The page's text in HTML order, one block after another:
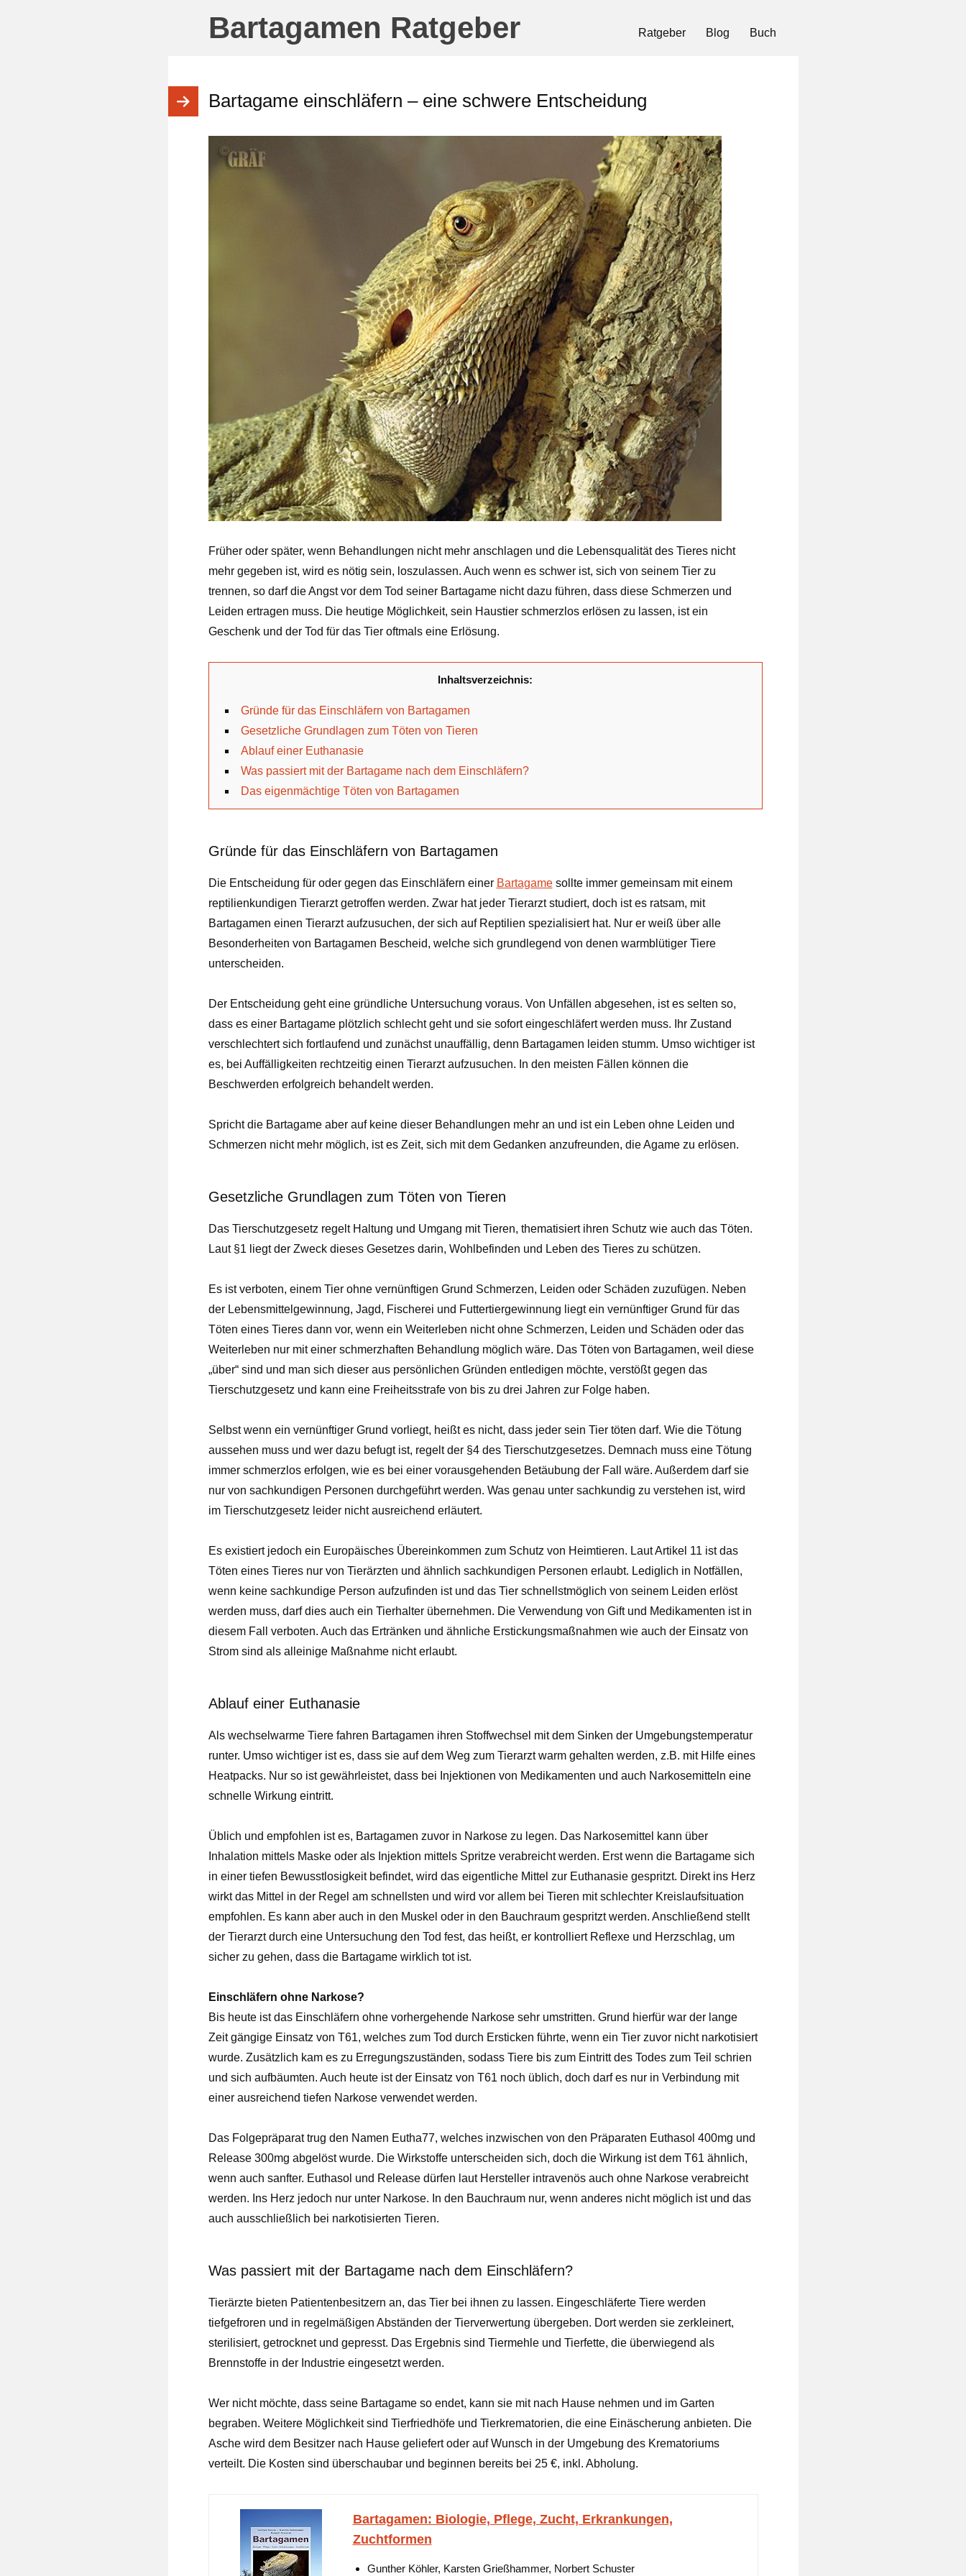
Bartagamen Ratgeber Ratgeber Blog Buch
Bartagame einschläfern – eine schwere Entscheidung
Früher oder später, wenn Behandlungen nicht mehr anschlagen und die Lebensqualität des Tieres nicht
mehr gegeben ist, wird es nötig sein, loszulassen. Auch wenn es schwer ist, sich von seinem Tier zu
trennen, so darf die Angst vor dem Tod seiner Bartagame nicht dazu führen, dass diese Schmerzen und
Leiden ertragen muss. Die heutige Möglichkeit, sein Haustier schmerzlos erlösen zu lassen, ist ein
Geschenk und der Tod für das Tier oftmals eine Erlösung.
Inhaltsverzeichnis:
Gründe für das Einschläfern von Bartagamen
Gesetzliche Grundlagen zum Töten von Tieren
Ablauf einer Euthanasie
Was passiert mit der Bartagame nach dem Einschläfern?
Das eigenmächtige Töten von Bartagamen
Gründe für das Einschläfern von Bartagamen
Die Entscheidung für oder gegen das Einschläfern einer Bartagamesollte immer gemeinsam mit einem
reptilienkundigen Tierarzt getroffen werden. Zwar hat jeder Tierarzt studiert, doch ist es ratsam, mit
Bartagamen einen Tierarzt aufzusuchen, der sich auf Reptilien spezialisiert hat. Nur er weiß über alle
Besonderheiten von Bartagamen Bescheid, welche sich grundlegend von denen warmblütiger Tiere
unterscheiden.
Der Entscheidung geht eine gründliche Untersuchung voraus. Von Unfällen abgesehen, ist es selten so,
dass es einer Bartagame plötzlich schlecht geht und sie sofort eingeschläfert werden muss. Ihr Zustand
verschlechtert sich fortlaufend und zunächst unauffällig, denn Bartagamen leiden stumm. Umso wichtiger ist
es, bei Auffälligkeiten rechtzeitig einen Tierarzt aufzusuchen. In den meisten Fällen können die
Beschwerden erfolgreich behandelt werden.
Spricht die Bartagame aber auf keine dieser Behandlungen mehr an und ist ein Leben ohne Leiden und
Schmerzen nicht mehr möglich, ist es Zeit, sich mit dem Gedanken anzufreunden, die Agame zu erlösen.
Gesetzliche Grundlagen zum Töten von Tieren
Das Tierschutzgesetz regelt Haltung und Umgang mit Tieren, thematisiert ihren Schutz wie auch das Töten.
Laut §1 liegt der Zweck dieses Gesetzes darin, Wohlbefinden und Leben des Tieres zu schützen.
Es ist verboten, einem Tier ohne vernünftigen Grund Schmerzen, Leiden oder Schäden zuzufügen. Neben
der Lebensmittelgewinnung, Jagd, Fischerei und Futtertiergewinnung liegt ein vernünftiger Grund für das
Töten eines Tieres dann vor, wenn ein Weiterleben nicht ohne Schmerzen, Leiden und Schäden oder das
Weiterleben nur mit einer schmerzhaften Behandlung möglich wäre. Das Töten von Bartagamen, weil diese
„über“ sind und man sich dieser aus persönlichen Gründen entledigen möchte, verstößt gegen das
Tierschutzgesetz und kann eine Freiheitsstrafe von bis zu drei Jahren zur Folge haben.
Selbst wenn ein vernünftiger Grund vorliegt, heißt es nicht, dass jeder sein Tier töten darf. Wie die Tötung
aussehen muss und wer dazu befugt ist, regelt der §4 des Tierschutzgesetzes. Demnach muss eine Tötung
immer schmerzlos erfolgen, wie es bei einer vorausgehenden Betäubung der Fall wäre. Außerdem darf sie
nur von sachkundigen Personen durchgeführt werden. Was genau unter sachkundig zu verstehen ist, wird
im Tierschutzgesetz leider nicht ausreichend erläutert.
Es existiert jedoch ein Europäisches Übereinkommen zum Schutz von Heimtieren. Laut Artikel 11 ist das
Töten eines Tieres nur von Tierärzten und ähnlich sachkundigen Personen erlaubt. Lediglich in Notfällen,
wenn keine sachkundige Person aufzufinden ist und das Tier schnellstmöglich von seinem Leiden erlöst
werden muss, darf dies auch ein Tierhalter übernehmen. Die Verwendung von Gift und Medikamenten ist in
diesem Fall verboten. Auch das Ertränken und ähnliche Erstickungsmaßnahmen wie auch der Einsatz von
Strom sind als alleinige Maßnahme nicht erlaubt.
Ablauf einer Euthanasie
Als wechselwarme Tiere fahren Bartagamen ihren Stoffwechsel mit dem Sinken der Umgebungstemperatur
runter. Umso wichtiger ist es, dass sie auf dem Weg zum Tierarzt warm gehalten werden, z.B. mit Hilfe eines
Heatpacks. Nur so ist gewährleistet, dass bei Injektionen von Medikamenten und auch Narkosemitteln eine
schnelle Wirkung eintritt.
Üblich und empfohlen ist es, Bartagamen zuvor in Narkose zu legen. Das Narkosemittel kann über
Inhalation mittels Maske oder als Injektion mittels Spritze verabreicht werden. Erst wenn die Bartagame sich
in einer tiefen Bewusstlosigkeit befindet, wird das eigentliche Mittel zur Euthanasie gespritzt. Direkt ins Herz
wirkt das Mittel in der Regel am schnellsten und wird vor allem bei Tieren mit schlechter Kreislaufsituation
empfohlen. Es kann aber auch in den Muskel oder in den Bauchraum gespritzt werden. Anschließend stellt
der Tierarzt durch eine Untersuchung den Tod fest, das heißt, er kontrolliert Reflexe und Herzschlag, um
sicher zu gehen, dass die Bartagame wirklich tot ist.
Einschläfern ohne Narkose?
Bis heute ist das Einschläfern ohne vorhergehende Narkose sehr umstritten. Grund hierfür war der lange
Zeit gängige Einsatz von T61, welches zum Tod durch Ersticken führte, wenn ein Tier zuvor nicht narkotisiert
wurde. Zusätzlich kam es zu Erregungszuständen, sodass Tiere bis zum Eintritt des Todes zum Teil schrien
und sich aufbäumten. Auch heute ist der Einsatz von T61 noch üblich, doch darf es nur in Verbindung mit
einer ausreichend tiefen Narkose verwendet werden.
Das Folgepräparat trug den Namen Eutha77, welches inzwischen von den Präparaten Euthasol 400mg und
Release 300mg abgelöst wurde. Die Wirkstoffe unterscheiden sich, doch die Wirkung ist dem T61 ähnlich,
wenn auch sanfter. Euthasol und Release dürfen laut Hersteller intravenös auch ohne Narkose verabreicht
werden. Ins Herz jedoch nur unter Narkose. In den Bauchraum nur, wenn anderes nicht möglich ist und das
auch ausschließlich bei narkotisierten Tieren.
Was passiert mit der Bartagame nach dem Einschläfern?
Tierärzte bieten Patientenbesitzern an, das Tier bei ihnen zu lassen. Eingeschläferte Tiere werden
tiefgefroren und in regelmäßigen Abständen der Tierverwertung übergeben. Dort werden sie zerkleinert,
sterilisiert, getrocknet und gepresst. Das Ergebnis sind Tiermehle und Tierfette, die überwiegend als
Brennstoffe in der Industrie eingesetzt werden.
Wer nicht möchte, dass seine Bartagame so endet, kann sie mit nach Hause nehmen und im Garten
begraben. Weitere Möglichkeit sind Tierfriedhöfe und Tierkrematorien, die eine Einäscherung anbieten. Die
Asche wird dem Besitzer nach Hause geliefert oder auf Wunsch in der Umgebung des Krematoriums
verteilt. Die Kosten sind überschaubar und beginnen bereits bei 25 €, inkl. Abholung.
Bartagamen: Biologie, Pflege, Zucht, Erkrankungen,
Zuchtformen
Gunther Köhler, Karsten Grießhammer, Norbert Schuster